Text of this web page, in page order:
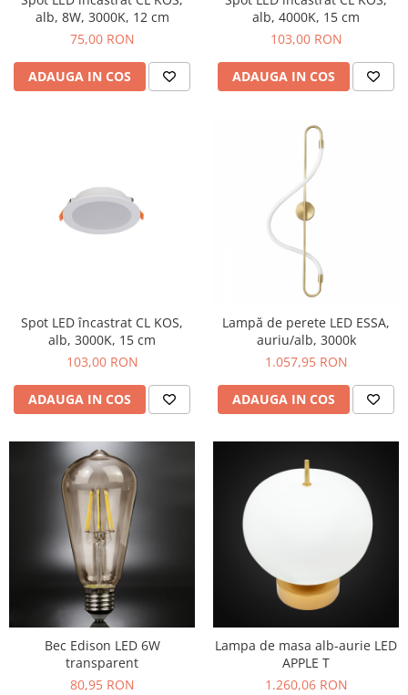
alb, 8W, 3000K, 12 cm
75,00 RON
ADAUGA IN COS
alb, 4000K, 15 cm
103,00 RON
ADAUGA IN COS
Spot LED încastrat CL KOS,
alb, 3000K, 15 cm
103,00 RON
ADAUGA IN COS
Lampă de perete LED ESSA,
auriu/alb, 3000k
1.057,95 RON
ADAUGA IN COS
Bec Edison LED 6W
transparent
80,95 RON
Lampa de masa alb-aurie LED
APPLE T
1.260,06 RON